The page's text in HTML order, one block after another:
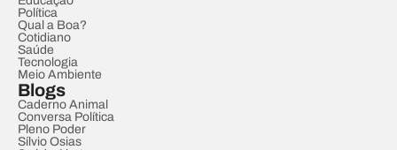
Política
Qual a Boa?
Cotidiano
Saúde
Tecnologia
Meio Ambiente
Blogs
Caderno Animal
Conversa Política
Pleno Poder
Sílvio Osias